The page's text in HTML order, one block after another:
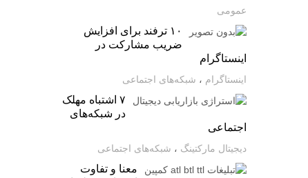
عمومی
۱۰ ترفند برای افزایش
ضریب مشارکت در
اینستاگرام
اینستاگرام ، شبکه‌های اجتماعی
۷ اشتباه مهلک
در شبکه‌های
اجتماعی
دیجیتال مارکتینگ ، شبکه‌های اجتماعی
معنا و تفاوت